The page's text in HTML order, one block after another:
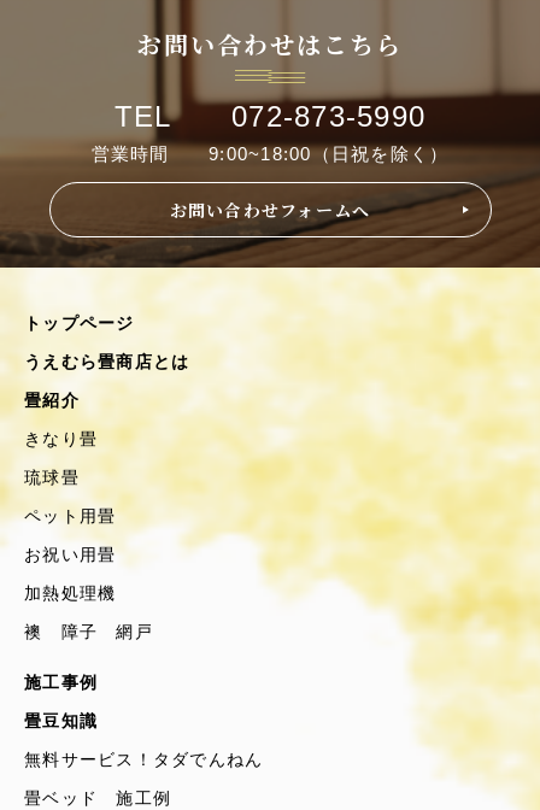
お問い合わせはこちら
TEL 072-873-5990
営業時間 9:00~18:00（日祝を除く）
お問い合わせフォームへ
トップページ
うえむら畳商店とは
畳紹介
きなり畳
琉球畳
ペット用畳
お祝い用畳
加熱処理機
襖 障子 網戸
施工事例
畳豆知識
無料サービス！タダでんねん
畳ベッド 施工例